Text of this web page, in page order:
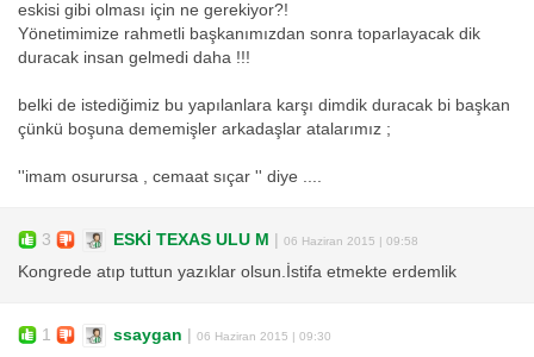
eskisi gibi olması için ne gerekiyor?!
Yönetimimize rahmetli başkanımızdan sonra toparlayacak dik
duracak insan gelmedi daha !!!
belki de istediğimiz bu yapılanlara karşı dimdik duracak bi başkan
çünkü boşuna dememişler arkadaşlar atalarımız ;
''imam osurursa , cemaat sıçar '' diye ....
3 ESKİ TEXAS ULU M 06 Haziran 2015 | 09:58
Kongrede atıp tuttun yazıklar olsun.İstifa etmekte erdemlik
1 ssaygan 06 Haziran 2015 | 09:30